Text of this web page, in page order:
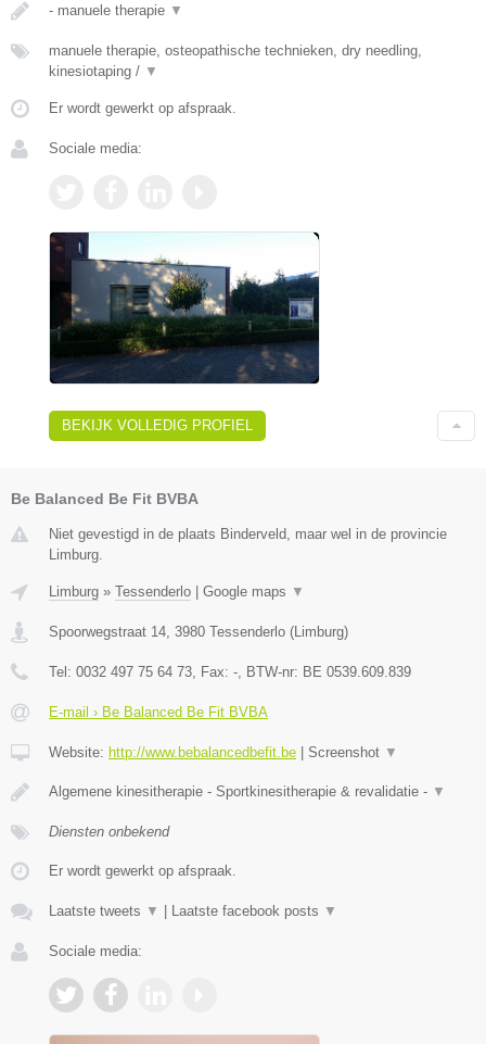
- manuele therapie ▼
manuele therapie, osteopathische technieken, dry needling,
kinesiotaping / ▼
Er wordt gewerkt op afspraak.
Sociale media:
BEKIJK VOLLEDIG PROFIEL
Be Balanced Be Fit BVBA
Niet gevestigd in de plaats Binderveld, maar wel in de provincie
Limburg.
Limburg » Tessenderlo | Google maps ▼
Spoorwegstraat 14 3980 Tessenderlo (Limburg)
Tel: 0032 497 75 64 73 , Fax: - , BTW-nr: BE 0539.609.839
E-mail › Be Balanced Be Fit BVBA
Website: http://www.bebalancedbefit.be | Screenshot ▼
Algemene kinesitherapie - Sportkinesitherapie & revalidatie - ▼
Diensten onbekend
Er wordt gewerkt op afspraak.
Laatste tweets ▼ | Laatste facebook posts ▼
Sociale media: